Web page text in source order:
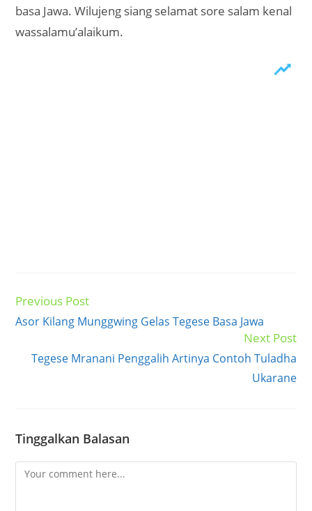
basa Jawa. Wilujeng siang selamat sore salam kenal
wassalamu’alaikum.
Read
articles
Previous Post
Asor Kilang Munggwing Gelas Tegese Basa Jawa
Next Post
Tegese Mranani Penggalih Artinya Contoh Tuladha
Ukarane
Tinggalkan Balasan
Comment